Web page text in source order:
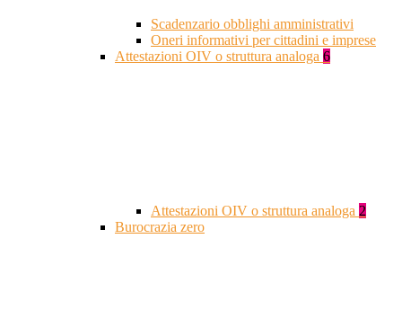
Scadenzario obblighi amministrativi
Oneri informativi per cittadini e imprese
Attestazioni OIV o struttura analoga 6
Attestazioni OIV o struttura analoga 2
Burocrazia zero